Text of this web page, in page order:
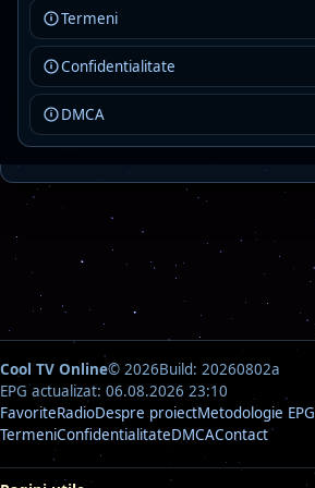
Termeni
Confidentialitate
DMCA
Rock Fm Ballads
AAC · 80 kbps
ballads classic rock
rock
Asculta
Detalii
Cool TV Online© 2026Build: 20260802a
EPG actualizat: 06.08.2026 23:10
FavoriteRadioDespre proiectMetodologie EPG
TermeniConfidentialitateDMCAContact